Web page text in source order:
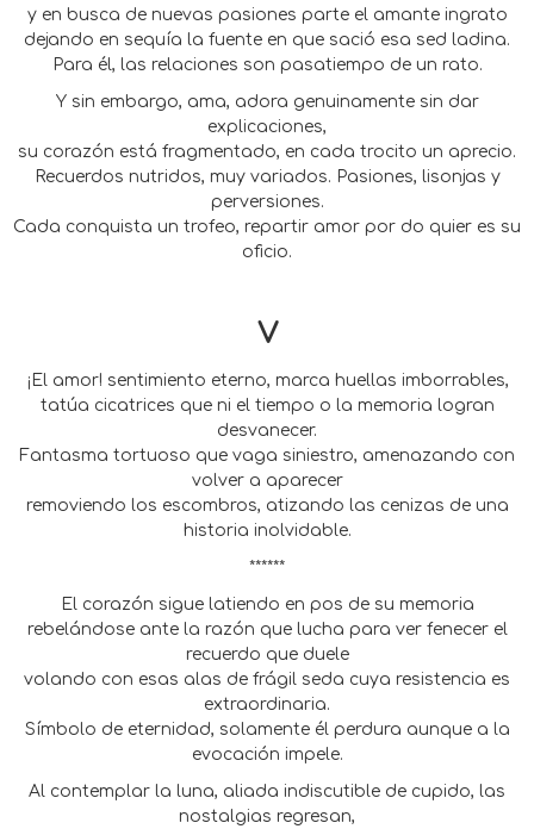
y en busca de nuevas pasiones parte el amante ingrato
dejando en sequía la fuente en que sació esa sed ladina.
Para él, las relaciones son pasatiempo de un rato.
Y sin embargo, ama, adora genuinamente sin dar
explicaciones,
su corazón está fragmentado, en cada trocito un aprecio.
Recuerdos nutridos, muy variados. Pasiones, lisonjas y
perversiones.
Cada conquista un trofeo, repartir amor por do quier es su
oficio.
V
¡El amor! sentimiento eterno, marca huellas imborrables,
tatúa cicatrices que ni el tiempo o la memoria logran
desvanecer.
Fantasma tortuoso que vaga siniestro, amenazando con
volver a aparecer
removiendo los escombros, atizando las cenizas de una
historia inolvidable.
******
El corazón sigue latiendo en pos de su memoria
rebelándose ante la razón que lucha para ver fenecer el
recuerdo que duele
volando con esas alas de frágil seda cuya resistencia es
extraordinaria.
Símbolo de eternidad, solamente él perdura aunque a la
evocación impele.
Al contemplar la luna, aliada indiscutible de cupido, las
nostalgias regresan,